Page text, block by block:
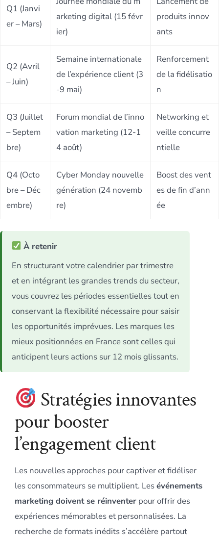
Q1 (Janvi
er – Mars)
arketing digital (15 févr
ier)
produits innov
ants
Q2 (Avril
– Juin)
Semaine internationale
de l’expérience client (3
-9 mai)
Renforcement
de la fidélisatio
n
Q3 (Juillet
– Septem
bre)
Forum mondial de l’inno
vation marketing (12-1
4 août)
Networking et
veille concurre
ntielle
Q4 (Octo
bre – Déc
embre)
Cyber Monday nouvelle
génération (24 novemb
re)
Boost des vent
es de fin d’ann
ée
À retenir
En structurant votre calendrier par trimestre
et en intégrant les grandes trends du secteur,
vous couvrez les périodes essentielles tout en
conservant la flexibilité nécessaire pour saisir
les opportunités imprévues. Les marques les
mieux positionnées en France sont celles qui
anticipent leurs actions sur 12 mois glissants.
Stratégies innovantes
pour booster
l’engagement client
Les nouvelles approches pour captiver et fidéliser
les consommateurs se multiplient. Lesévénements
marketing doivent se réinventerpour offrir des
expériences mémorables et personnalisées. La
recherche de formats inédits s’accélère partout